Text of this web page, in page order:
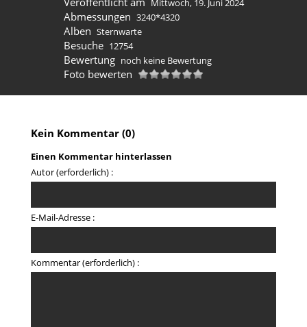
Mittwoch, 19. Juni 2024
Abmessungen 3240*4320
Alben Sternwarte
Besuche 12754
Bewertung noch keine Bewertung
Foto bewerten
Kein Kommentar (0)
Einen Kommentar hinterlassen
Autor (erforderlich) :
E-Mail-Adresse :
Kommentar (erforderlich) :